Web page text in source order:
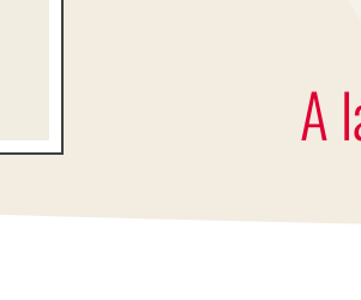
A
de : Respiration, Etirement,